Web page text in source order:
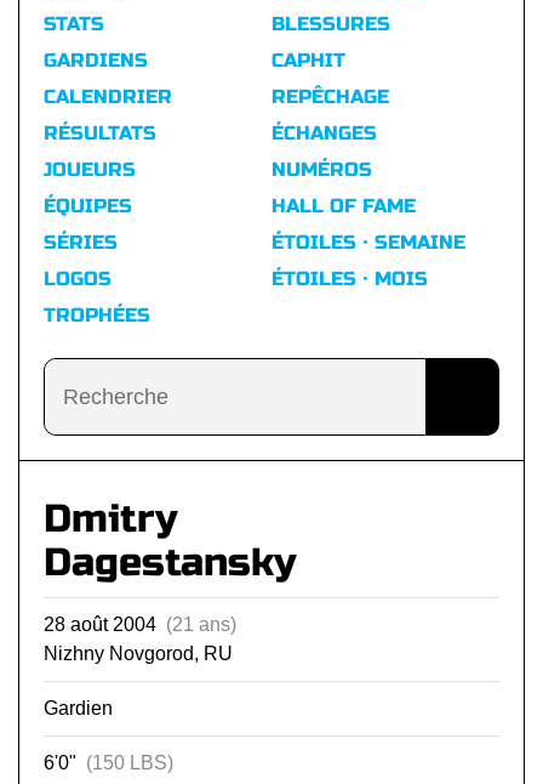
STATS
GARDIENS
CALENDRIER
RÉSULTATS
BLESSURES
CAPHIT
REPÊCHAGE
ÉCHANGES
JOUEURS
ÉQUIPES
SÉRIES
LOGOS
TROPHÉES
NUMÉROS
HALL OF FAME
ÉTOILES · SEMAINE
ÉTOILES · MOIS
Dmitry
Dagestansky
28 août 2004 (21 ans)
Nizhny Novgorod, RU
Gardien
6'0" (150 LBS)